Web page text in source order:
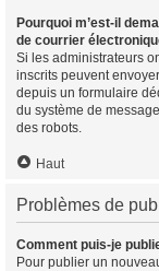
Pourquoi m’est-il
de courrier
Si les administrateurs
inscrits peuvent
depuis un formulaire
du système de
des robots.
Haut
Problèmes de
Comment puis-je
Pour publier un